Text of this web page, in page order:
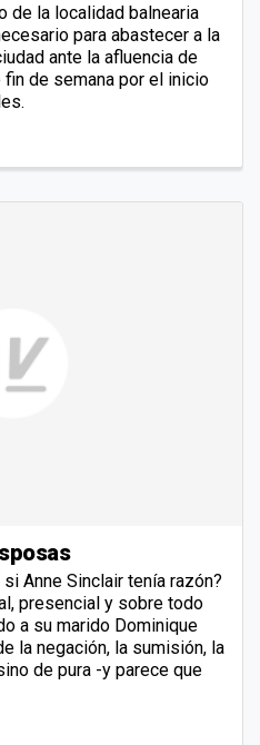
de la localidad balnearia
para abastecer a la
ante la afluencia de
de semana por el inicio
Anne Sinclair tenía razón?
presencial y sobre todo
a su marido Dominique
la negación, la sumisión, la
de pura -y parece que